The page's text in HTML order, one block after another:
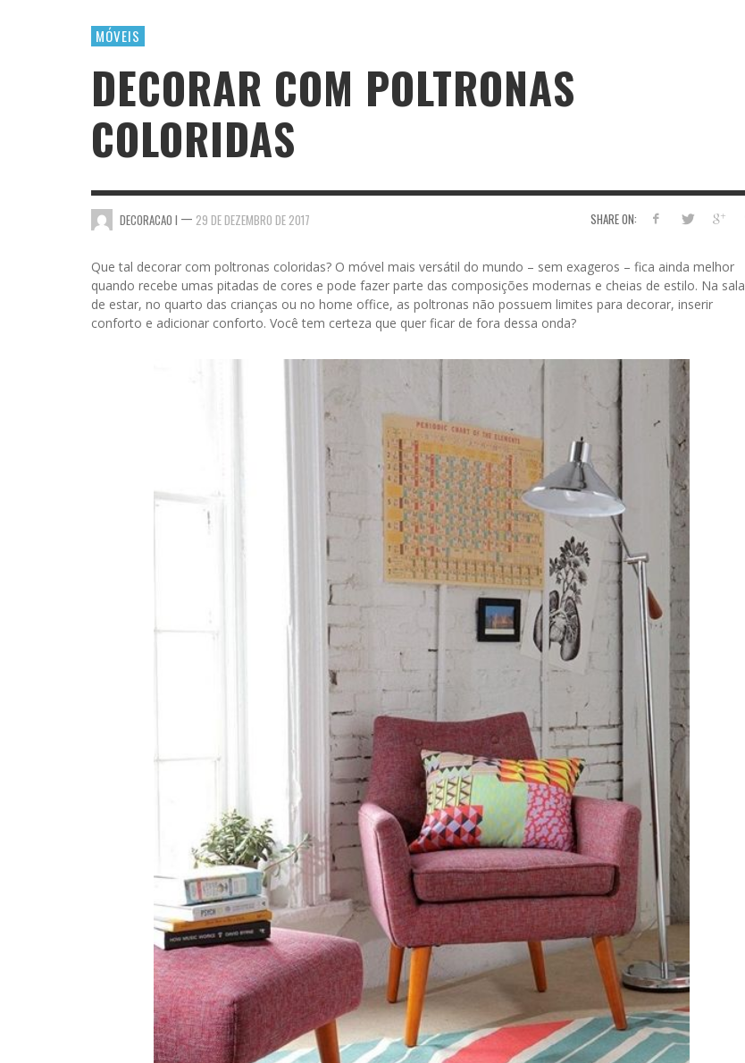
MÓVEIS
DECORAR COM POLTRONAS
COLORIDAS
SHARE ON:
DECORACAO I — 29 DE DEZEMBRO DE 2017
Que tal decorar com poltronas coloridas? O móvel mais versátil do mundo – sem exageros – fica ainda melhor
quando recebe umas pitadas de cores e pode fazer parte das composições modernas e cheias de estilo. Na sala
de estar, no quarto das crianças ou no home office, as poltronas não possuem limites para decorar, inserir
conforto e adicionar conforto. Você tem certeza que quer ficar de fora dessa onda?